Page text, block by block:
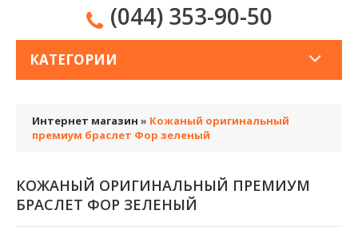
(044) 353-90-50
КАТЕГОРИИ
Интернет магазин » Кожаный оригинальный
премиум браслет Фор зеленый
КОЖАНЫЙ ОРИГИНАЛЬНЫЙ ПРЕМИУМ
БРАСЛЕТ ФОР ЗЕЛЕНЫЙ